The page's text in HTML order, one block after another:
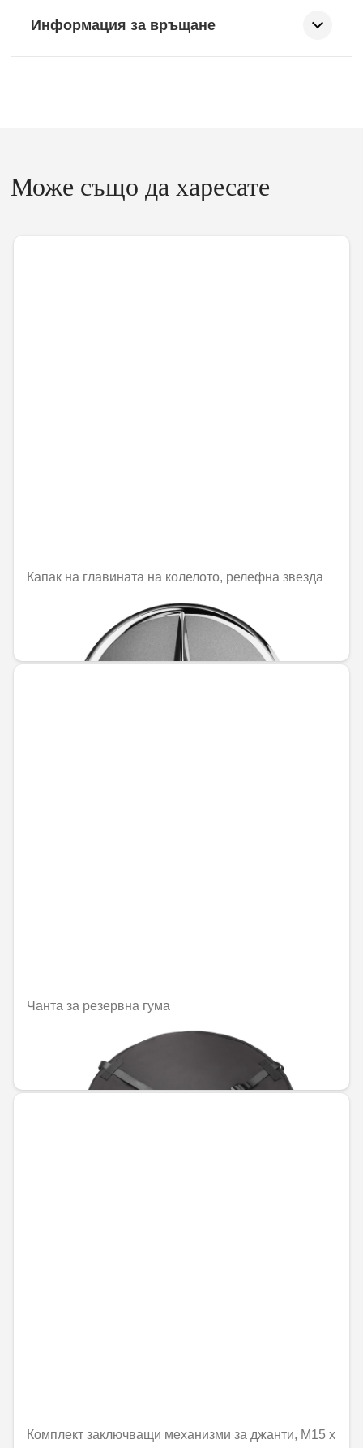
Информация за връщане
Може също да харесате
Капак на главината на колелото, релефна звезда
31,51 € / 61,63 лв.
Чанта за резервна гума
97,28 € / 190,27 лв.
Комплект заключващи механизми за джанти, M15 x